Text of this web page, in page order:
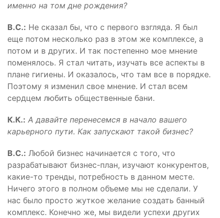
именно на том дне рождения?
В.С.: Не сказал бы, что с первого взгляда. Я был
еще потом несколько раз в этом же комплексе, а
потом и в других. И так постепенно мое мнение
поменялось. Я стал читать, изучать все аспекты в
плане гигиены. И оказалось, что там все в порядке.
Поэтому я изменил свое мнение. И стал всем
сердцем любить общественные бани.
К.К.: А давайте перенесемся в начало вашего
карьерного пути. Как запускают такой бизнес?
В.С.: Любой бизнес начинается с того, что
разрабатывают бизнес-план, изучают конкурентов,
какие-то тренды, потребность в данном месте.
Ничего этого в полном объеме мы не сделали. У
нас было просто жуткое желание создать банный
комплекс. Конечно же, мы видели успехи других